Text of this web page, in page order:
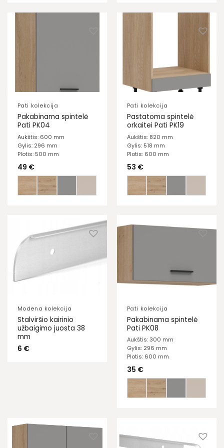
Pati kolekcija
Pakabinama spintelė
Pati PK04
Aukštis: 600 mm
Gylis: 296 mm
Plotis: 500 mm
49 €
Pati kolekcija
Pastatoma spintelė
orkaitei Pati PK19
Aukštis: 820 mm
Gylis: 518 mm
Plotis: 600 mm
53 €
Modena kolekcija
Stalviršio kairinio
užbaigimo juosta 38
mm
6 €
Pati kolekcija
Pakabinama spintelė
Pati PK08
Aukštis: 300 mm
Gylis: 296 mm
Plotis: 600 mm
35 €